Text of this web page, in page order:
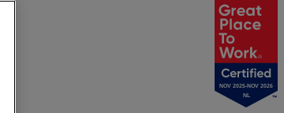
NOV 2025-NOV 2026
NL